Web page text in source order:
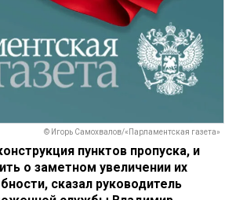
© Игорь Самохвалов/«Парламентская газета»
пунктов пропуска, и
о заметном увеличении их
сказал руководитель